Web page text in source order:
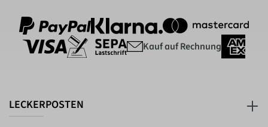
Kauf auf Rechnung
LECKERPOSTEN